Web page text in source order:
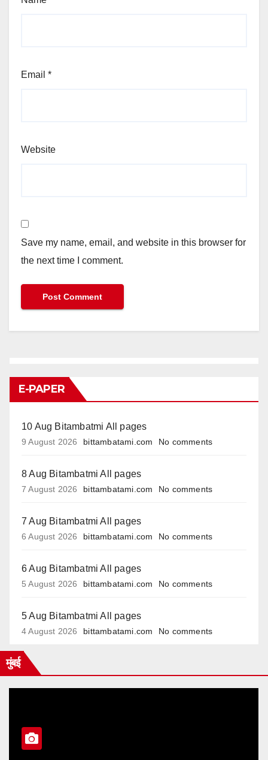
Email *
Website
Save my name, email, and website in this browser for
the next time I comment.
E-PAPER
10 Aug Bitambatmi All pages
9 August 2026 bittambatami.com No comments
8 Aug Bitambatmi All pages
7 August 2026 bittambatami.com No comments
7 Aug Bitambatmi All pages
6 August 2026 bittambatami.com No comments
6 Aug Bitambatmi All pages
5 August 2026 bittambatami.com No comments
5 Aug Bitambatmi All pages
4 August 2026 bittambatami.com No comments
मुंबई